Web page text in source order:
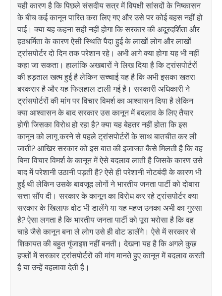
यही कारण है कि पिछले संसदीय सत्र में विपक्षी सांसदों के निष्कासन
के बीच कई कानून पारित करा लिए गए और उसे पर कोई बहस नहीं हो
पाई। क्या यह कहना सही नहीं होगा कि सरकार की अदूरदर्शिता और
हठधर्मिता के कारण ऐसी स्थिति पैदा हुई के लाखों लोग और लाखों
ट्रांसपोर्टर दो दिन तक परेशान रहे। अभी आगे क्या होगा यह भी नहीं
कहा जा सकता। हालांकि अखबारों ने लिख दिया है कि ट्रांसपोर्टरों
की हड़ताल खत्म हुई है लेकिन सच्चाई यह है कि अभी इसका खतरा
बरकरार है और यह फिलहाल टाली गई है। सरकारी अधिकारी ने
ट्रांसपोर्टरों की मांग पर विचार विमर्श का आश्वासन दिया है लेकिन
क्या आश्वासन के बाद सरकार उस कानून में बदलाव के लिए तैयार
होगी जिसका विरोध हो रहा है? क्या यह बेहतर नहीं होता कि इस
कानून को लागू करने से पहले ट्रांसपोर्टरों के साथ बातचीत कर ली
जाती? आखिर सरकार को इस बात की इजाजत कैसे मिलती है कि वह
बिना विचार विमर्श के कानून में ऐसे बदलाव लाती है जिसके कारण उसे
बाद में परेशानी उठानी पड़ती है? ऐसे ही परेशानी नोटबंदी के कारण भी
हुई थी लेकिन उसके बावजूद लोगों ने भारतीय जनता पार्टी को दोबारा
सत्ता सौंप दी। सरकार के कानून का विरोध कर रहे ट्रांसपोर्टर क्या
सरकार के खिलाफ वोट भी डालेंगे या यह महज उनका अभी का गुस्सा
है? ऐसा लगता है कि भारतीय जनता पार्टी को पूरा भरोसा है कि वह
चाहे जैसे कानून बना ले लोग उसे ही वोट डालेंगे। ऐसे में सरकार से
शिकायत की बहुत गुंजाइश नहीं बनती। देखना यह है कि अगले कुछ
हफ्तों में सरकार ट्रांसपोर्टरों की मांग मानते हुए कानून में बदलाव करती
है या उन्हें बहलावा देती है।